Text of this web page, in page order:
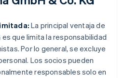
La principal ventaja de
es que limita la responsabilidad
Por lo general, se excluye
Los socios pueden
responsables solo en